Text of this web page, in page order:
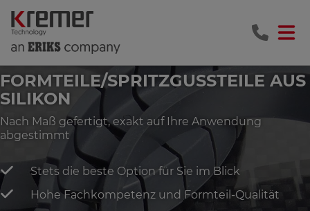
FORMTEILE/SPRITZGUSSTEILE AUS
SILIKON
Nach Maß gefertigt, exakt auf Ihre Anwendung
abgestimmt
Stets die beste Option für Sie im Blick
Hohe Fachkompetenz und Formteil-Qualität